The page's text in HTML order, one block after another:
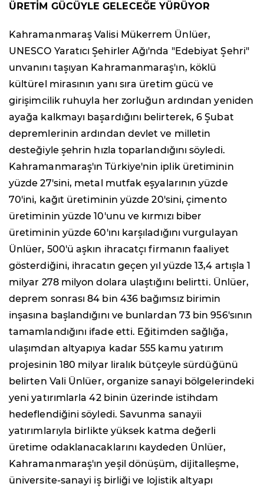
ÜRETİM GÜCÜYLE GELECEĞE YÜRÜYOR
Kahramanmaraş Valisi Mükerrem Ünlüer,
UNESCO Yaratıcı Şehirler Ağı'nda "Edebiyat Şehri"
unvanını taşıyan Kahramanmaraş'ın, köklü
kültürel mirasının yanı sıra üretim gücü ve
girişimcilik ruhuyla her zorluğun ardından yeniden
ayağa kalkmayı başardığını belirterek, 6 Şubat
depremlerinin ardından devlet ve milletin
desteğiyle şehrin hızla toparlandığını söyledi.
Kahramanmaraş'ın Türkiye'nin iplik üretiminin
yüzde 27'sini, metal mutfak eşyalarının yüzde
70'ini, kağıt üretiminin yüzde 20'sini, çimento
üretiminin yüzde 10'unu ve kırmızı biber
üretiminin yüzde 60'ını karşıladığını vurgulayan
Ünlüer, 500'ü aşkın ihracatçı firmanın faaliyet
gösterdiğini, ihracatın geçen yıl yüzde 13,4 artışla 1
milyar 278 milyon dolara ulaştığını belirtti. Ünlüer,
deprem sonrası 84 bin 436 bağımsız birimin
inşasına başlandığını ve bunlardan 73 bin 956'sının
tamamlandığını ifade etti. Eğitimden sağlığa,
ulaşımdan altyapıya kadar 555 kamu yatırım
projesinin 180 milyar liralık bütçeyle sürdüğünü
belirten Vali Ünlüer, organize sanayi bölgelerindeki
yeni yatırımlarla 42 binin üzerinde istihdam
hedeflendiğini söyledi. Savunma sanayii
yatırımlarıyla birlikte yüksek katma değerli
üretime odaklanacaklarını kaydeden Ünlüer,
Kahramanmaraş'ın yeşil dönüşüm, dijitalleşme,
üniversite-sanayi iş birliği ve lojistik altyapı